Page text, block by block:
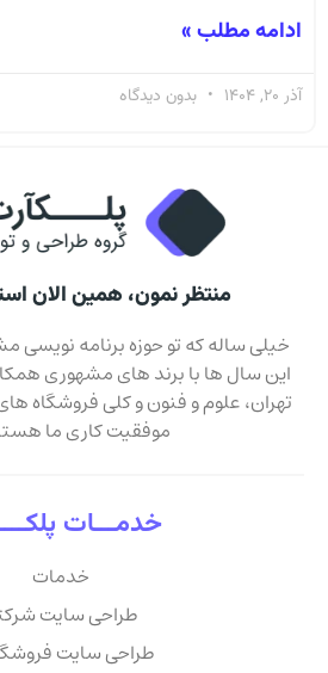
ادامه مطلب »
آذر 20, 1404 بدون دیدگاه
منتظر نمون، همین الان
خیلی ساله که تو حوزه برنامه نویسی
این سال ها با برند های مشهوری
تهران، علوم و فنون و کلی فروشگاه
موفقیت کاری ما
خدمـــات
خدمات
طراحی سایت
طراحی سایت